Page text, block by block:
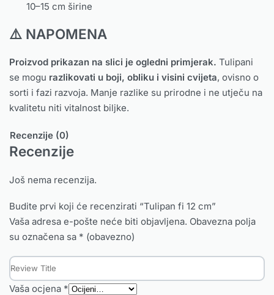
10–15 cm širine
⚠️ NAPOMENA
Proizvod prikazan na slici je ogledni primjerak. Tulipani
se mogu razlikovati u boji, obliku i visini cvijeta, ovisno o
sorti i fazi razvoja. Manje razlike su prirodne i ne utječu na
kvalitetu niti vitalnost biljke.
Recenzije (0)
Recenzije
Još nema recenzija.
Budite prvi koji će recenzirati “Tulipan fi 12 cm”
Vaša adresa e-pošte neće biti objavljena. Obavezna polja
su označena sa * (obavezno)
Vaša ocjena *